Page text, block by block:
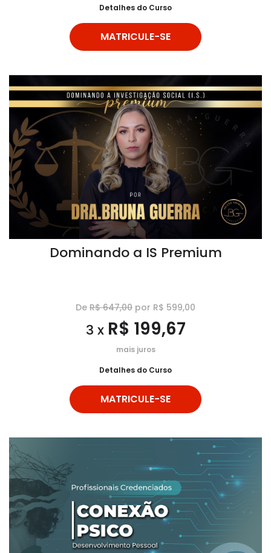
Detalhes do Curso
MATRICULE-SE
Dominando a IS Premium
De R$ 647,00 por R$ 599,00
3 x R$ 199,67
mais juros
Detalhes do Curso
MATRICULE-SE